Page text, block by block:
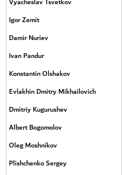
Igor Zemit
Damir Nuriev
Ivan Pandur
Konstantin Olshakov
Evlakhin Dmitry Mikhailovich
Dmitriy Kugurushev
Albert Bogomolov
Oleg Moshnikov
Plishchenko Sergey